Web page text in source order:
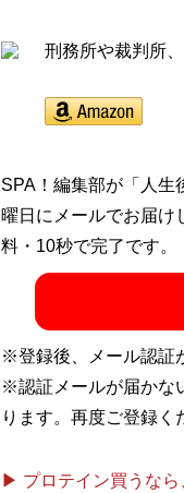
刑務所や裁判所
SPA！編集部が「人生
曜日にメールでお届
料・10秒で完了です。
※登録後、メール認証
※認証メールが届かな
ります。再度ご登録く
▶ プロテイン買うなら